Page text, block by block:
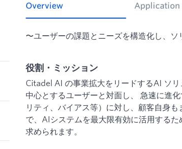
Overview Application
〜ユーザーの課題とニーズを構造化し、
役割・ミッション
Citadel AI の事業拡大をリードするAI ソ
中心とするユーザーと対面し、 急速に進
リティ、バイアス等）に対し、顧客自身
で、AIシステムを最大限有効に活用する
求められます。